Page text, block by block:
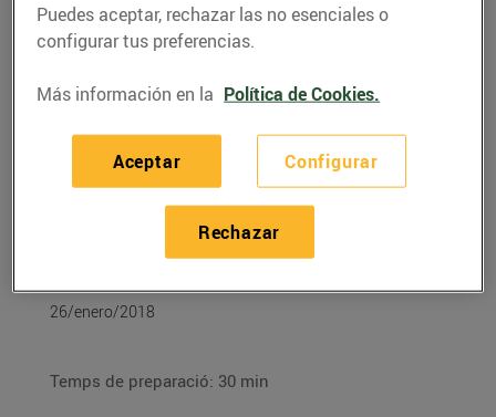
RECETAS
Cassoletes de crema de
26/enero/2018
Temps de preparació: 30 min
Puedes aceptar, rechazar las no esenciales o
configurar tus preferencias.
Más información en la Política de Cookies.
Configurar
Rechazar
Aceptar